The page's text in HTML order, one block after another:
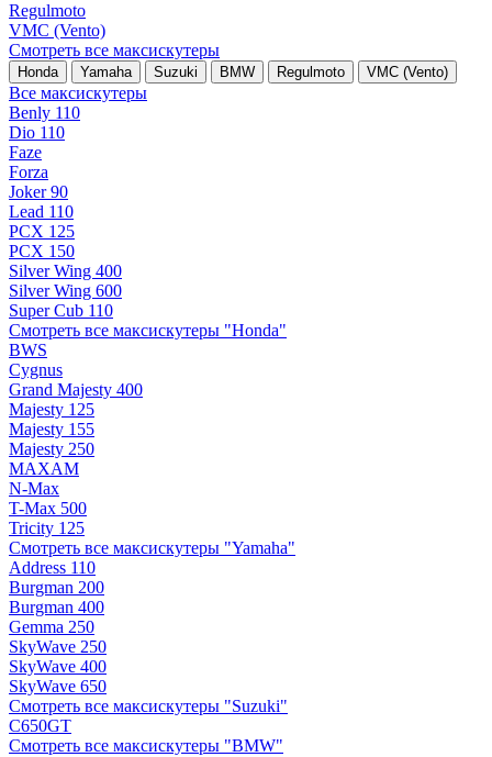
Regulmoto
VMC (Vento)
Смотреть все максискутеры
Honda Yamaha Suzuki BMW Regulmoto VMC (Vento)
Все максискутеры
Benly 110
Dio 110
Faze
Forza
Joker 90
Lead 110
PCX 125
PCX 150
Silver Wing 400
Silver Wing 600
Super Cub 110
Смотреть все максискутеры "Honda"
BWS
Cygnus
Grand Majesty 400
Majesty 125
Majesty 155
Majesty 250
MAXAM
N-Max
T-Max 500
Tricity 125
Смотреть все максискутеры "Yamaha"
Address 110
Burgman 200
Burgman 400
Gemma 250
SkyWave 250
SkyWave 400
SkyWave 650
Смотреть все максискутеры "Suzuki"
C650GT
Смотреть все максискутеры "BMW"